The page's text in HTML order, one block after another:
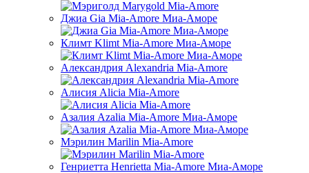
Джиа Gia Mia-Amore Миа-Аморе
Климт Klimt Mia-Amore Миа-Аморе
Александрия Alexandria Mia-Amore
Алисия Alicia Mia-Amore
Азалия Azalia Mia-Amore Миа-Аморе
Мэрилин Marilin Mia-Amore
Генриетта Henrietta Mia-Amore Миа-Аморе